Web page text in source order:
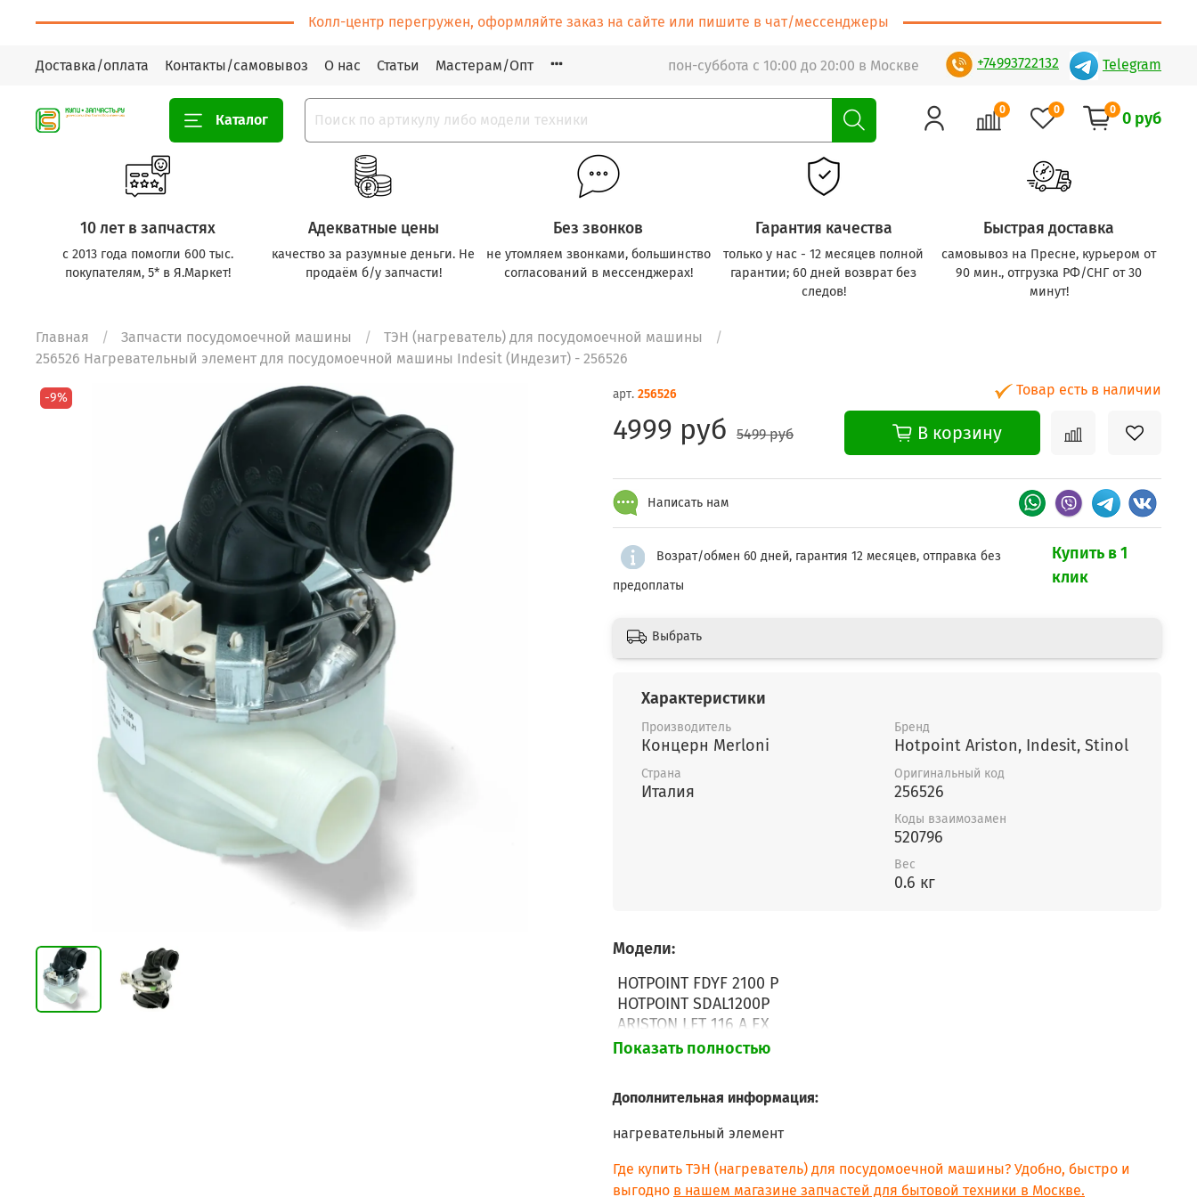
Колл-центр перегружен, оформляйте заказ на сайте или пишите в чат/мессенджеры
Доставка/оплата Контакты/самовывоз О нас Статьи Мастерам/Опт пон-суббота с 10:00 до 20:00 в Москве +74993722132 Telegram
Каталог
0 0 0 0 руб
10 лет в запчастях
с 2013 года помогли 600 тыс.
покупателям, 5* в Я.Маркет!
Адекватные цены
качество за разумные деньги. Не
продаём б/у запчасти!
Без звонков
не утомляем звонками, большинство
согласований в мессенджерах!
Гарантия качества
только у нас - 12 месяцев полной
гарантии; 60 дней возврат без
следов!
Быстрая доставка
самовывоз на Пресне, курьером от
90 мин., отгрузка РФ/СНГ от 30
минут!
Главная Запчасти посудомоечной машины
ТЭН (нагреватель) для посудомоечной машины
256526 Нагревательный элемент для посудомоечной машины Indesit (Индезит) - 256526
-9% арт. 256526 Товар есть в наличии
4999 руб 5499 руб В корзину
Написать нам
Возрат/обмен 60 дней, гарантия 12 месяцев, отправка без
предоплаты
Купить в 1
клик
Выбрать
Характеристики
Производитель
Концерн Merloni
Бренд
Hotpoint Ariston, Indesit, Stinol
Страна
Италия
Оригинальный код
256526
Коды взаимозамен
520796
Вес
0.6 кг
Модели:
HOTPOINT FDYF 2100 P
HOTPOINT SDAL1200P
ARISTON LFT 116 A EX
ARISTON LKF 71 AG
ARISTON LKF 720 EX
ARISTON LKF 720 X EX
ARISTON LFF 825 EX
ARISTON LFF 825 X EX
ARISTON LFS 114 IX EX
Показать полностью
Дополнительная информация:
нагревательный элемент
Где купить ТЭН (нагреватель) для посудомоечной машины? Удобно, быстро и
выгодно в нашем магазине запчастей для бытовой техники в Москве.